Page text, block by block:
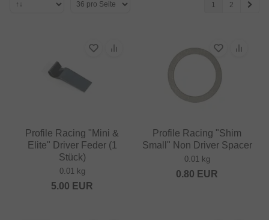
1 2
Profile Racing "Mini &
Elite" Driver Feder (1
Stück)
0.01 kg
5.00 EUR
Profile Racing "Shim
Small" Non Driver Spacer
0.01 kg
0.80 EUR